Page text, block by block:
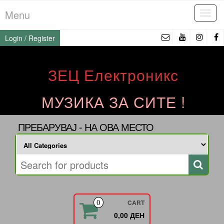
to
the
content
Menu
Login / Register
ЗЕЦ Електроникс
МУЗИКА ЗА СИТЕ !
ПРЕБАРУВАЈ - НА ОВА МЕСТО
0 CART
0,00 ДЕН